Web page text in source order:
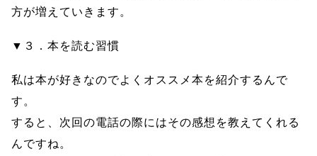
方が増えていきます。
▼３．本を読む習慣
私は本が好きなのでよくオススメ本を紹介するんで
す。
すると、次回の電話の際にはその感想を教えてくれる
んですね。